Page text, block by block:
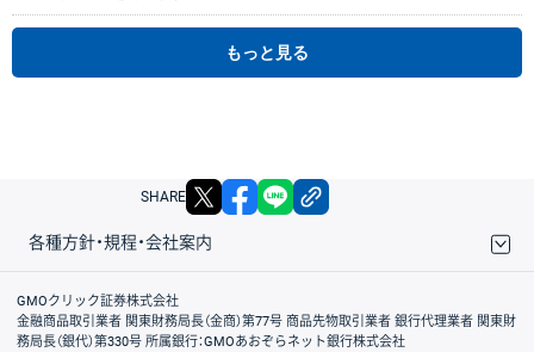
もっと見る
SHARE X facebook
各種方針・規程・会社案内
取引規程・約款
サイトマップ
その他のご案内
個人情報保護方針
最良執行方針
サイトのご利用について
ディスクレイマー
信託保全
リスク説明
会社案内
GMOクリック証券株式会社
金融商品取引業者 関東財務局長（金商）第77号 商品先物取引業者 銀行代理業者 関東財
務局長（銀代）第330号 所属銀行：GMOあおぞらネット銀行株式会社